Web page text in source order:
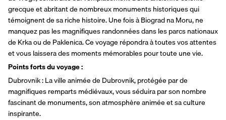
grecque et abritant de nombreux monuments historiques qui
témoignent de sa riche histoire. Une fois à Biograd na Moru, ne
manquez pas les magnifiques randonnées dans les parcs nationaux
de Krka ou de Paklenica. Ce voyage répondra à toutes vos attentes
et vous laissera des moments mémorables pour toute une vie.
Points forts du voyage :
Dubrovnik : La ville animée de Dubrovnik, protégée par de
magnifiques remparts médiévaux, vous séduira par son nombre
fascinant de monuments, son atmosphère animée et sa culture
inspirante.